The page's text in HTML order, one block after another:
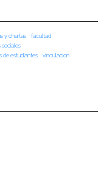
y charlas
facultad
sociales
de estudiantes
vinculacion